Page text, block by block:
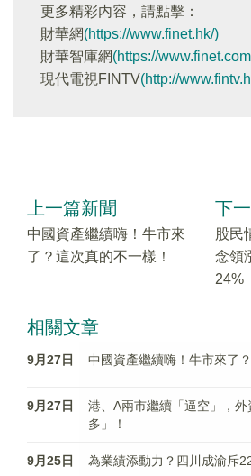
更多精彩内容，請點擊：
財華網(https://www.finet.hk/)
財華智庫網(https://
現代電視FINTV(http://
上一篇新聞
中國資產繼續嗨！牛市來
了？這次真的不一樣！
下
股民
念領
24%
相關文章
9月27日 中國資產繼續嗨！牛市來了
9月27日
港、A兩市繼續「逼空」，
多」！
9月25日 為業績添動力？四川成渝斥